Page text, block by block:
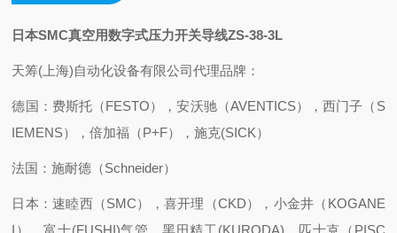
日本SMC真空用数字式压力开关导线ZS-38-3L
天筹(上海)自动化设备有限公司代理品牌：
德国：费斯托（FESTO），安沃驰（AVENTICS），西门子（S
IEMENS），倍加福（P+F），施克(SICK）
法国：施耐德（Schneider）
日本：速睦西（SMC），喜开理（CKD），小金井（KOGANE
I），富士(FUSHI)气管，黑田精工(KURODA)，匹士克（PISC